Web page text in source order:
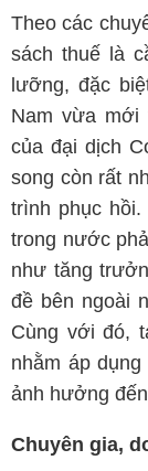
Theo các
sách thuế là
lưỡng, đặc
Nam vừa mới
của đại dịch
song còn rất
trình phục
trong nước
như tăng
đề bên ngoài
Cùng với đó,
nhằm áp
ảnh hưởng
Chuyên gia,